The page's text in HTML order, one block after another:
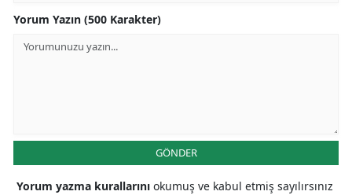
Yorum Yazın (500 Karakter)
GÖNDER
Yorum yazma kurallarını okumuş ve kabul etmiş sayılırsınız